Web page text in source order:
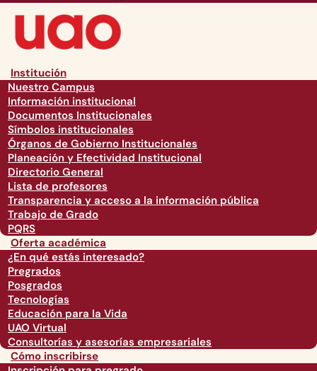
Institución
Nuestro Campus
Información institucional
Documentos Institucionales
Símbolos institucionales
Órganos de Gobierno Institucionales
Planeación y Efectividad Institucional
Directorio General
Lista de profesores
Transparencia y acceso a la información pública
Trabajo de Grado
PQRS
Oferta académica
¿En qué estás interesado?
Pregrados
Posgrados
Tecnologías
Educación para la Vida
UAO Virtual
Consultorías y asesorías empresariales
Cómo inscribirse